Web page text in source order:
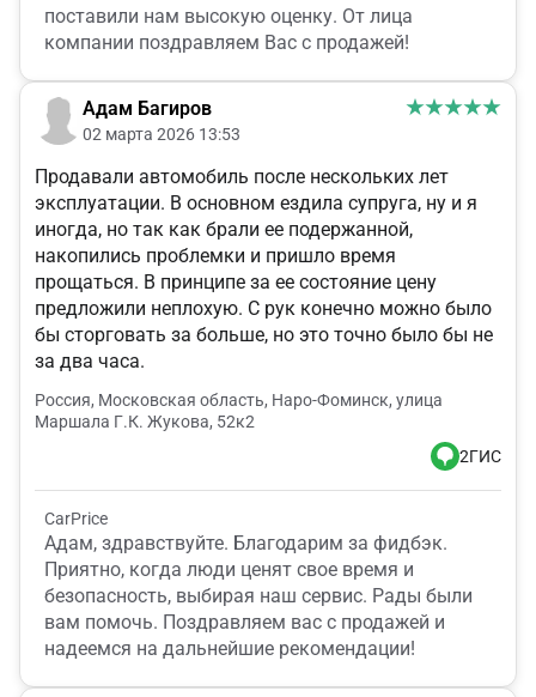
поставили нам высокую оценку. От лица
компании поздравляем Вас с продажей!
Адам Багиров
02 марта 2026 13:53
Продавали автомобиль после нескольких лет
эксплуатации. В основном ездила супруга, ну и я
иногда, но так как брали ее подержанной,
накопились проблемки и пришло время
прощаться. В принципе за ее состояние цену
предложили неплохую. С рук конечно можно было
бы сторговать за больше, но это точно было бы не
за два часа.
Россия, Московская область, Наро-Фоминск, улица
Маршала Г.К. Жукова, 52к2
2ГИС
CarPrice
Адам, здравствуйте. Благодарим за фидбэк.
Приятно, когда люди ценят свое время и
безопасность, выбирая наш сервис. Рады были
вам помочь. Поздравляем вас с продажей и
надеемся на дальнейшие рекомендации!